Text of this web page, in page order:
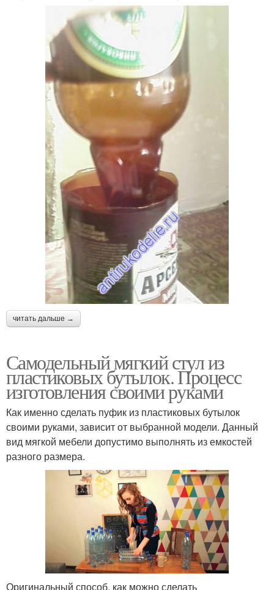
читать дальше →
Самодельный мягкий стул из
пластиковых бутылок. Процесс
изготовления своими руками
Как именно сделать пуфик из пластиковых бутылок
своими руками, зависит от выбранной модели. Данный
вид мягкой мебели допустимо выполнять из емкостей
разного размера.
Оригинальный способ, как можно сделать